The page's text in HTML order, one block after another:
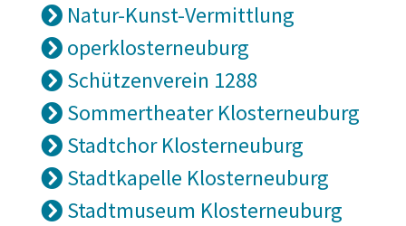
Natur-Kunst-Vermittlung
operklosterneuburg
Schützenverein 1288
Sommertheater Klosterneuburg
Stadtchor Klosterneuburg
Stadtkapelle Klosterneuburg
Stadtmuseum Klosterneuburg